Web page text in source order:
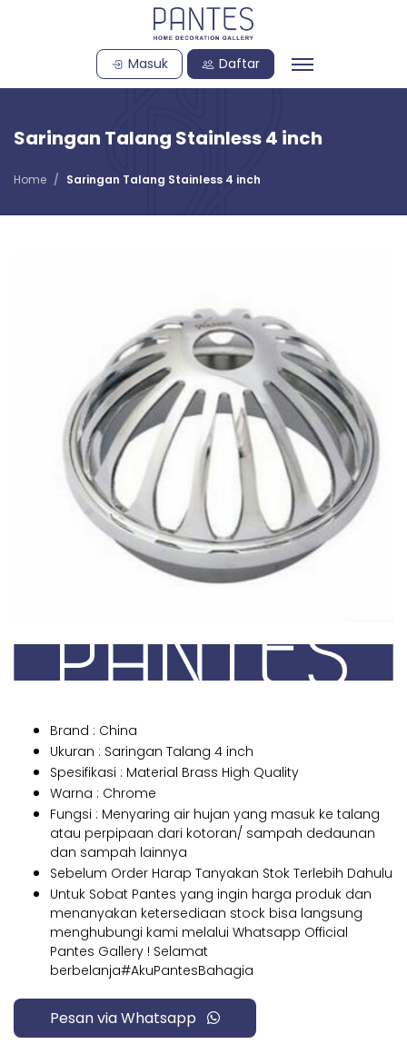
Masuk Daftar
Saringan Talang Stainless 4 inch
Home Saringan Talang Stainless 4 inch
Brand : China
Ukuran : Saringan Talang 4 inch
Spesifikasi : Material Brass High Quality
Warna : Chrome
Fungsi : Menyaring air hujan yang masuk ke talang
atau perpipaan dari kotoran/ sampah dedaunan
dan sampah lainnya
Sebelum Order Harap Tanyakan Stok Terlebih Dahulu
Untuk Sobat Pantes yang ingin harga produk dan
menanyakan ketersediaan stock bisa langsung
menghubungi kami melalui Whatsapp Official
Pantes Gallery ! Selamat
berbelanja#AkuPantesBahagia
Pesan via Whatsapp